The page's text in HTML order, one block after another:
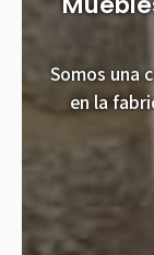
Somos una
en la